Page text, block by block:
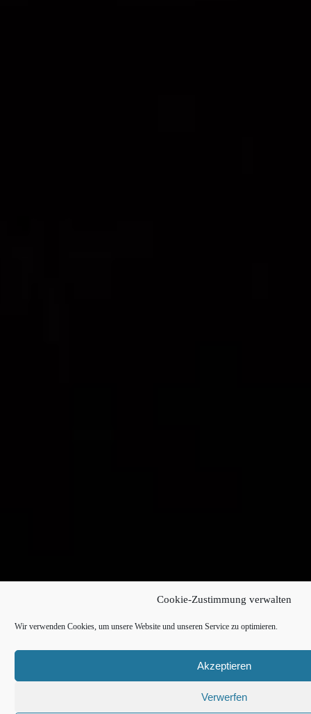
Cookie-Zustimmung verwalten
Wir verwenden Cookies, um unsere Website und unseren Service zu optimieren.
Akzeptieren
Verwerfen